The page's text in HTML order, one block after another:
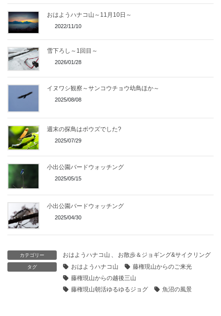
おはようハナコ山～11月10日～
2022/11/10
雪下ろし～1回目～
2026/01/28
イヌワシ観察～サンコウチョウ幼鳥ほか～
2025/08/08
週末の探鳥はボウズでした?
2025/07/29
小出公園バードウォッチング
2025/05/15
小出公園バードウォッチング
2025/04/30
カテゴリー おはようハナコ山 お散歩＆ジョギング&サイクリング
タグ おはようハナコ山
藤権現山からのご来光
藤権現山からの越後三山
藤権現山朝活ゆるゆるジョグ
魚沼の風景